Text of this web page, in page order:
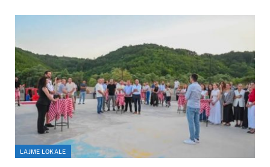
LAJME LOKALE